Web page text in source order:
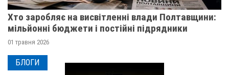
Хто заробляє на висвітленні влади Полтавщини:
мільйонні бюджети і постійні підрядники
01 травня 2026
БЛОГИ